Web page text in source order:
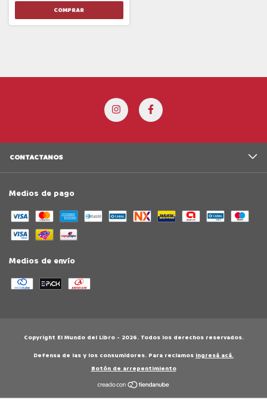
CONTACTANOS
Medios de pago
Medios de envío
Copyright El Mundo del Libro - 2026. Todos los derechos reservados.
Defensa de las y los consumidores. Para reclamos ingresá acá.
Botón de arrepentimiento